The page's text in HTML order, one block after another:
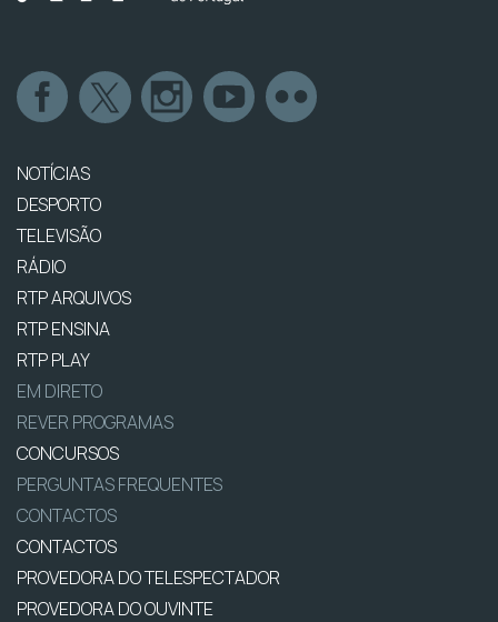
NOTÍCIAS
DESPORTO
TELEVISÃO
RÁDIO
RTP ARQUIVOS
RTP ENSINA
RTP PLAY
EM DIRETO
REVER PROGRAMAS
CONCURSOS
PERGUNTAS FREQUENTES
CONTACTOS
CONTACTOS
PROVEDORA DO TELESPECTADOR
PROVEDORA DO OUVINTE